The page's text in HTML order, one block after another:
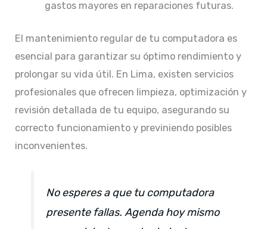
gastos mayores en reparaciones futuras.​
El mantenimiento regular de tu computadora es
esencial para garantizar su óptimo rendimiento y
prolongar su vida útil. En Lima, existen servicios
profesionales que ofrecen limpieza, optimización y
revisión detallada de tu equipo, asegurando su
correcto funcionamiento y previniendo posibles
inconvenientes.​
No esperes a que tu computadora
presente fallas. Agenda hoy mismo